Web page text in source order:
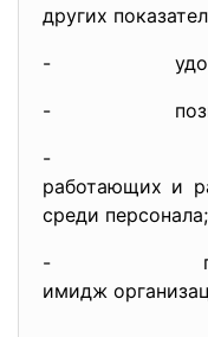
других
-
- позиция
-
работающих и
среди персонала;
-
имидж